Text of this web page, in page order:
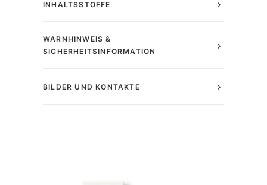
INHALTSSTOFFE
WARNHINWEIS &
SICHERHEITSINFORMATION
BILDER UND KONTAKTE